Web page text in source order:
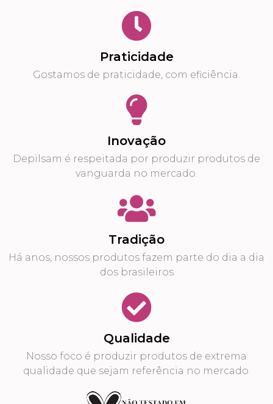
Praticidade
Gostamos de praticidade, com eficiência.
Inovação
Depilsam é respeitada por produzir produtos de
vanguarda no mercado.
Tradição
Há anos, nossos produtos fazem parte do dia a dia
dos brasileiros
Qualidade
Nosso foco é produzir produtos de extrema
qualidade que sejam referência no mercado.